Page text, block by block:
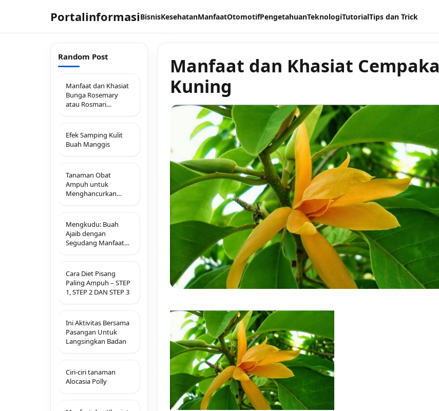
PortalinformasiBisnisKesehatanManfaatOtomotifPengetahuanTeknologiTutorialTips dan Trick
Random Post
Manfaat dan Khasiat
Bunga Rosemary
atau Rosmari
Efek Samping Kulit
Buah Manggis
Tanaman Obat
Ampuh untuk
Menghancurkan
Mengkudu: Buah
Ajaib dengan
Segudang Manfaat
Cara Diet Pisang
Paling Ampuh – STEP
1, STEP 2 DAN STEP 3
Ini Aktivitas Bersama
Pasangan Untuk
Langsingkan Badan
Ciri-ciri tanaman
Alocasia Polly
Manfaat dan Khasiat Cempaka
Kuning